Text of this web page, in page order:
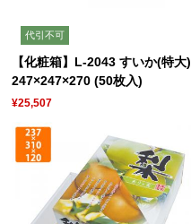
代引不可
【化粧箱】L-2043 すいか(特大)
247×247×270 (50枚入)
¥25,507